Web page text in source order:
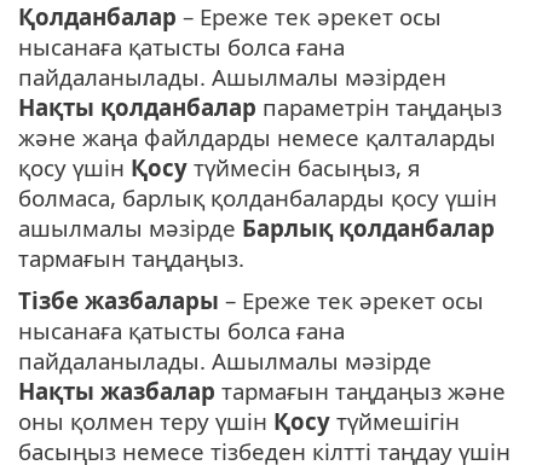
Қолданбалар – Ереже тек әрекет осы
нысанаға қатысты болса ғана
пайдаланылады. Ашылмалы мәзірден
Нақты қолданбалар параметрін таңдаңыз
және жаңа файлдарды немесе қалталарды
қосу үшін Қосу түймесін басыңыз, я
болмаса, барлық қолданбаларды қосу үшін
ашылмалы мәзірде Барлық қолданбалар
тармағын таңдаңыз.
Тізбе жазбалары – Ереже тек әрекет осы
нысанаға қатысты болса ғана
пайдаланылады. Ашылмалы мәзірде
Нақты жазбалар тармағын таңдаңыз және
оны қолмен теру үшін Қосу түймешігін
басыңыз немесе тізбеден кілтті таңдау үшін